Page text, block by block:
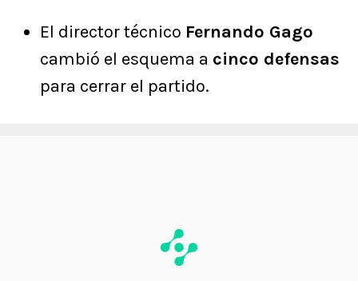
El director técnico Fernando Gago
cambió el esquema a cinco defensas
para cerrar el partido.